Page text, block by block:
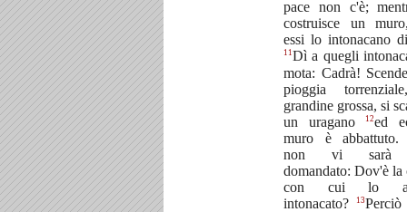
pace non c'è;
costruisce un
essi lo intonacano
11Dì a quegli
mota: Cadrà!
pioggia
grandine grossa, si
un uragano
12ed
muro è abbattuto.
non vi sarà
domandato: Dov'è la
con cui lo
intonacato?
13